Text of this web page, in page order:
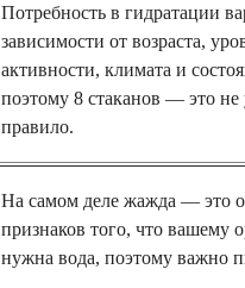
Потребность в гидратации
зависимости от возраста,
активности, климата и
поэтому 8 стаканов — это не
правило.
На самом деле жажда — это
признаков того, что вашему
нужна вода, поэтому важно